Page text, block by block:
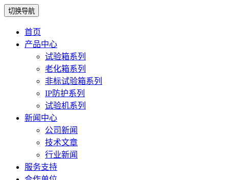
切换导航
首页
产品中心
试验箱系列
老化箱系列
非标试验箱系列
IP防护系列
试验机系列
新闻中心
公司新闻
技术文章
行业新闻
服务支持